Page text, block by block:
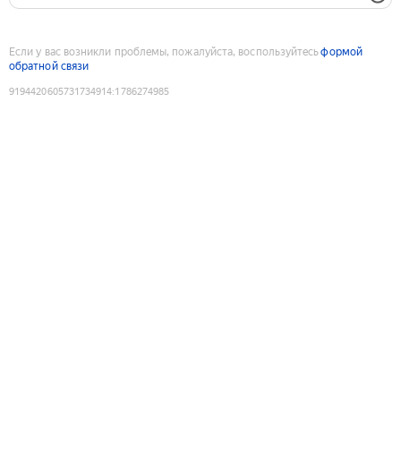
Если у вас возникли проблемы, пожалуйста, воспользуйтесьформой
обратной связи
9194420605731734914:1786274985